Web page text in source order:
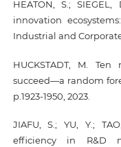
HEATON, S.;
innovation
Industrial and Corporate
HUCKSTADT, M.
succeed—a random
p.1923-1950, 2023.
JIAFU, S.; YU, Y.;
efficiency in R&D